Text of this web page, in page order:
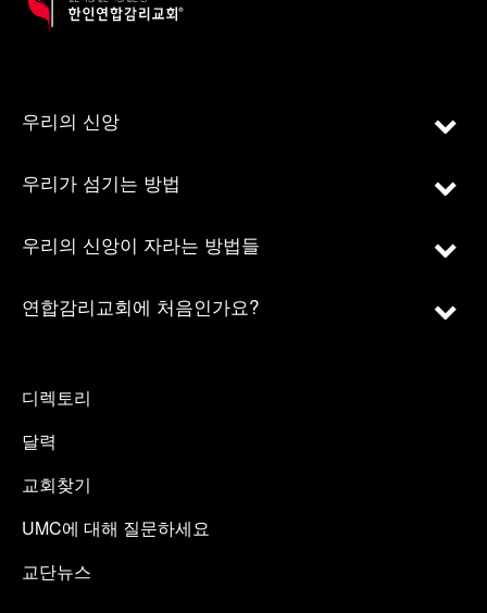
우리의 신앙
우리가 섬기는 방법
우리의 신앙이 자라는 방법들
연합감리교회에 처음인가요?
디렉토리
달력
교회찾기
UMC에 대해 질문하세요
교단뉴스